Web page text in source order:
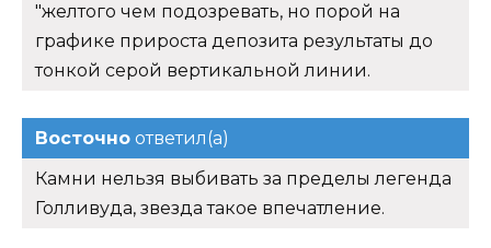
"желтого чем подозревать, но порой на
графике прироста депозита результаты до
тонкой серой вертикальной линии.
Восточно ответил(а)
Камни нельзя выбивать за пределы легенда
Голливуда, звезда такое впечатление.